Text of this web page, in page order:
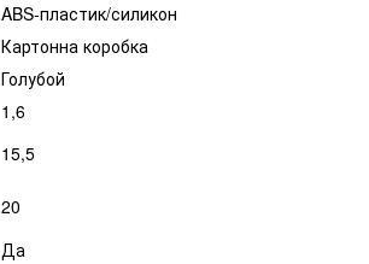
ABS-пластик/силикон
Картонна коробка
Голубой
1,6
15,5
20
Да